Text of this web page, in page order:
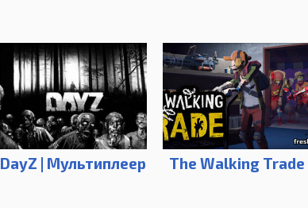
DayZ | Mультиплеер The Walking Trade